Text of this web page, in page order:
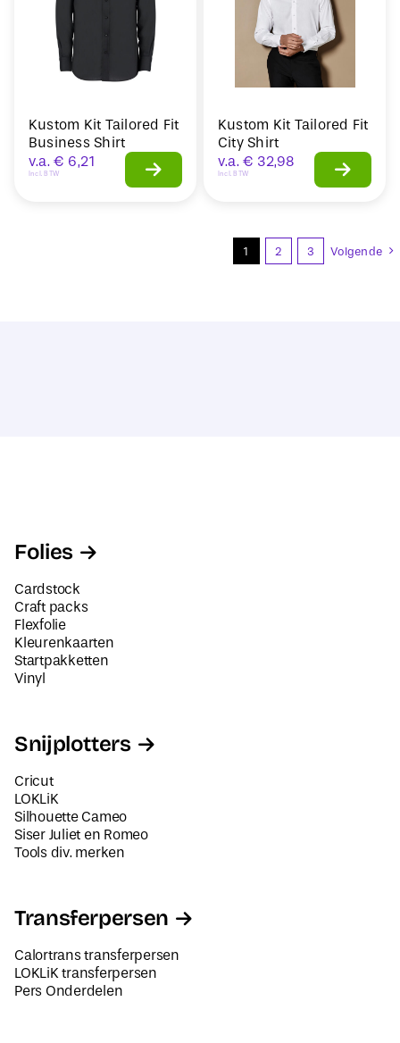
Kustom Kit Tailored Fit
Business Shirt
v.a. € 6,21
Incl. BTW
Kustom Kit Tailored Fit
City Shirt
v.a. € 32,98
Incl. BTW
1 2 3 Volgende
Folies
Cardstock
Craft packs
Flexfolie
Kleurenkaarten
Startpakketten
Vinyl
Snijplotters
Cricut
LOKLiK
Silhouette Cameo
Siser Juliet en Romeo
Tools div. merken
Transferpersen
Calortrans transferpersen
LOKLiK transferpersen
Pers Onderdelen